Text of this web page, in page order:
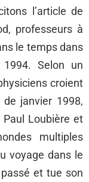
l’article de
professeurs à
le temps dans
Selon un
croient
janvier 1998,
Loubière et
multiples
voyage dans le
et tue son